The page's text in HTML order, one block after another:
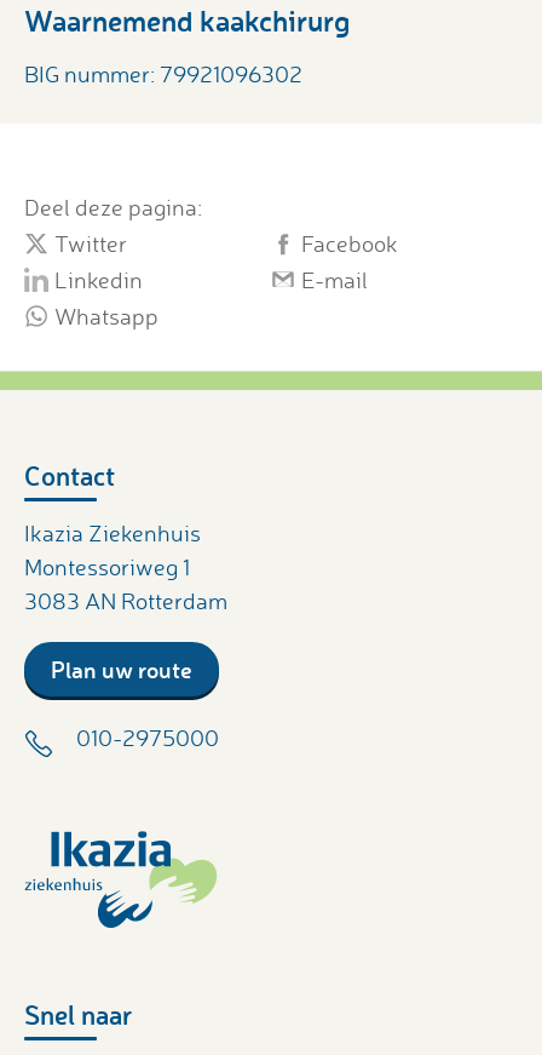
Waarnemend kaakchirurg
BIG nummer: 79921096302
Deel deze pagina:
Twitter
Facebook
Linkedin
E-mail
Whatsapp
Contact
Ikazia Ziekenhuis
Montessoriweg 1
3083 AN Rotterdam
Plan uw route
010-2975000
Snel naar